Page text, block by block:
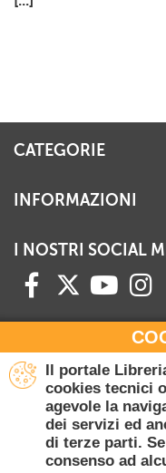
Il portale
cookies tecnici
agevole la
dei servizi ed
di terze parti.
consenso ad
CATEGORIE
INFORMAZIONI
I NOSTRI SOCIAL
HAI BISOGNO DI
+39